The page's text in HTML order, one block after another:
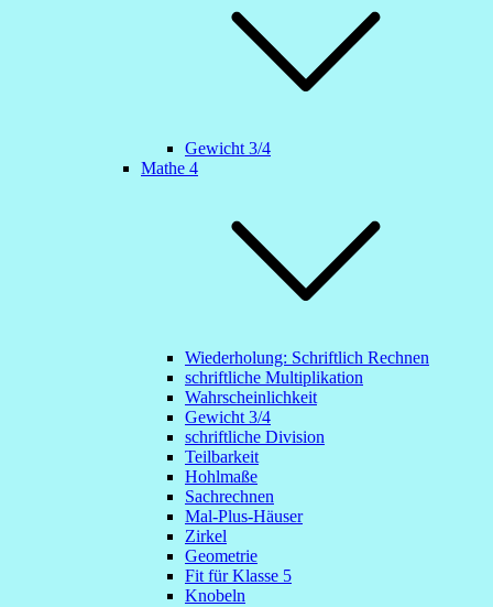
Gewicht 3/4
Mathe 4
Wiederholung: Schriftlich Rechnen
schriftliche Multiplikation
Wahrscheinlichkeit
Gewicht 3/4
schriftliche Division
Teilbarkeit
Hohlmaße
Sachrechnen
Mal-Plus-Häuser
Zirkel
Geometrie
Fit für Klasse 5
Knobeln